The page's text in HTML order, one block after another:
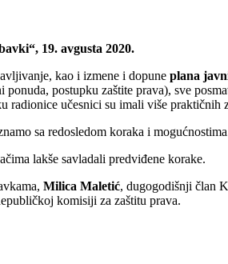
19. avgusta 2020.
kao i izmene i dopune plana
postupku zaštite prava), sve
učesnici su imali više praktičnih
sa redosledom koraka i
lakše savladali predviđene korake.
Milica Maletić, dugogodišnji član
komisiji za zaštitu prava.